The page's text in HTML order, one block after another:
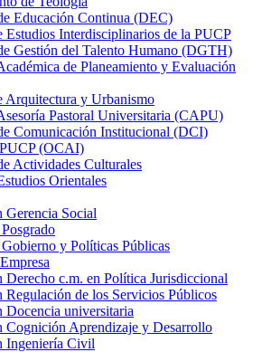
Educación Continua (DEC)
Estudios Interdisciplinarios de la PUCP
Gestión del Talento Humano (DGTH)
de Planeamiento y Evaluación
Arquitectura y Urbanismo
Pastoral Universitaria (CAPU)
Comunicación Institucional (DCI)
(OCAI)
Actividades Culturales
Orientales
Gerencia Social
y Políticas Públicas
Derecho c.m. en Política Jurisdiccional
Regulación de los Servicios Públicos
Docencia universitaria
Cognición Aprendizaje y Desarrollo
Ingeniería Civil